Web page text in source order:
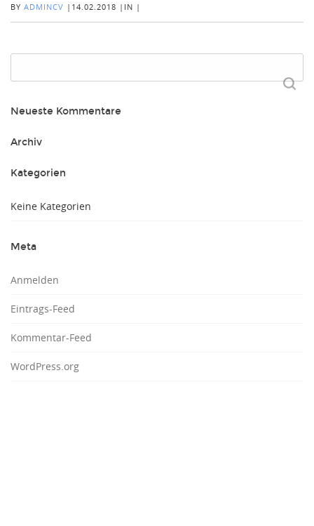
BY ADMINCV | 14.02.2018 | IN |
nach:
Neueste Kommentare
Archiv
Kategorien
Keine Kategorien
Meta
Anmelden
Eintrags-Feed
Kommentar-Feed
WordPress.org